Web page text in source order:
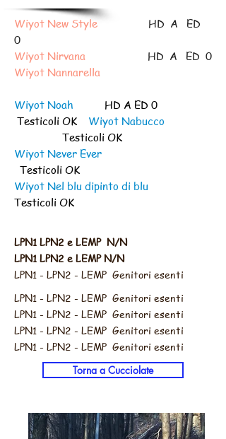
Wiyot New Style
HD A ED
0
Wiyot Nirvana
HD A ED 0
Wiyot Nannarella
Wiyot Noah HD A ED 0
Testicoli OK Wiyot Nabucco
Testicoli OK
Wiyot Never Ever
Testicoli OK
Wiyot Nel blu dipinto di blu
Testicoli OK
LPN1 LPN2 e LEMP N/N
LPN1 LPN2 e LEMP N/N
LPN1 - LPN2 - LEMP Genitori esenti
LPN1 - LPN2 - LEMP Genitori esenti
LPN1 - LPN2 - LEMP Genitori esenti
LPN1 - LPN2 - LEMP Genitori esenti
LPN1 - LPN2 - LEMP Genitori esenti
Torna a Cucciolate